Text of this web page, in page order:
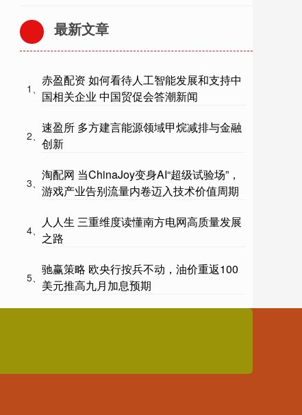
最新文章
1、
赤盈配资 如何看待人工智能发展和支持中
国相关企业 中国贸促会答潮新闻
2、
速盈所 多方建言能源领域甲烷减排与金融
创新
3、
淘配网 当ChinaJoy变身AI“超级试验场”，
游戏产业告别流量内卷迈入技术价值周期
4、
人人生 三重维度读懂南方电网高质量发展
之路
5、
驰赢策略 欧央行按兵不动，油价重返100
美元推高九月加息预期